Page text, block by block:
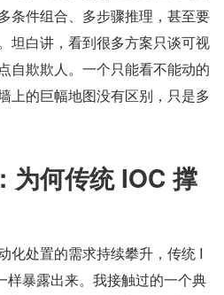
条件组合、多步骤推理，甚至要
坦白讲，看到很多方案只谈可视
自欺欺人。一个只能看不能动的
上的巨幅地图没有区别，只是多
为何传统 IOC 撑
化处置的需求持续攀升，传统 I
样暴露出来。我接触过的一个典